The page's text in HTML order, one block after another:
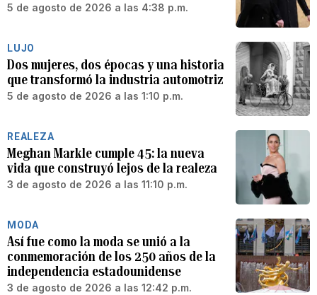
5 de agosto de 2026 a las 4:38 p.m.
LUJO
Dos mujeres, dos épocas y una historia
que transformó la industria automotriz
5 de agosto de 2026 a las 1:10 p.m.
REALEZA
Meghan Markle cumple 45: la nueva
vida que construyó lejos de la realeza
3 de agosto de 2026 a las 11:10 p.m.
MODA
Así fue como la moda se unió a la
conmemoración de los 250 años de la
independencia estadounidense
3 de agosto de 2026 a las 12:42 p.m.